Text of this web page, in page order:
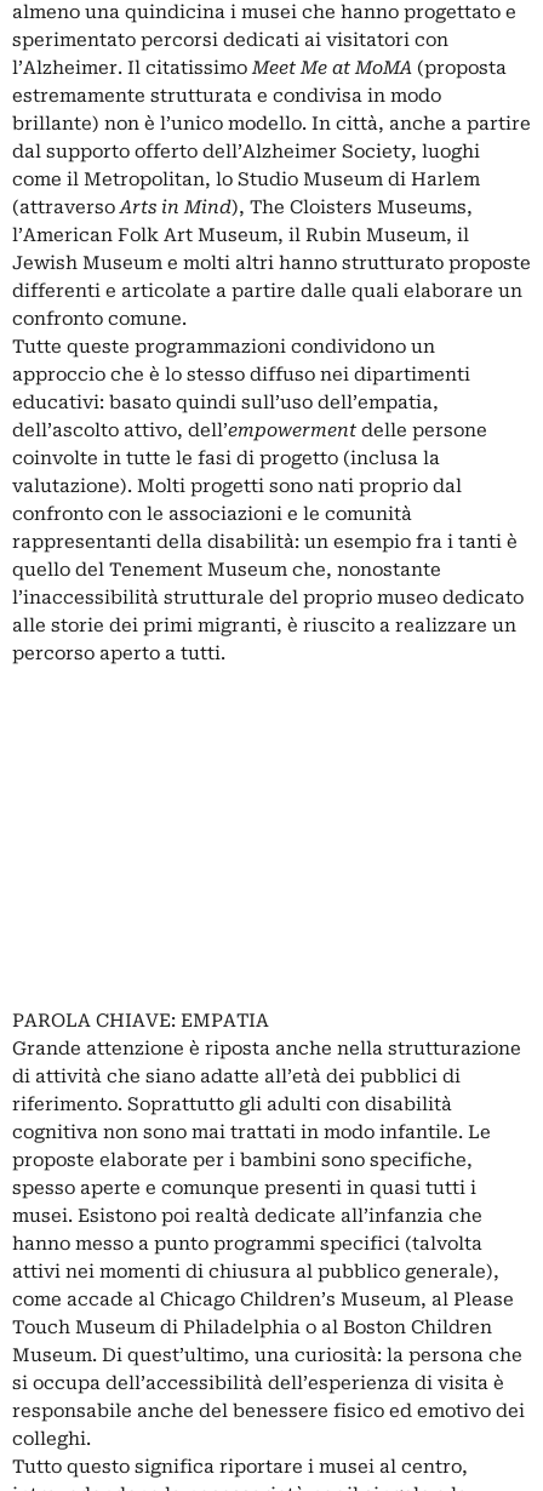
almeno una quindicina i musei che hanno progettato e
sperimentato percorsi dedicati ai visitatori con
l’Alzheimer. Il citatissimoMeet Me at MoMA (proposta
estremamente strutturata e condivisa in modo
brillante) non è l’unico modello. In città, anche a partire
dal supporto offerto dell’Alzheimer Society, luoghi
come il Metropolitan, lo Studio Museum di Harlem
(attraversoArts in Mind), The Cloisters Museums,
l’American Folk Art Museum, il Rubin Museum, il
Jewish Museum e molti altri hanno strutturato proposte
differenti e articolate a partire dalle quali elaborare un
confronto comune.
Tutte queste programmazioni condividono un
approccio che è lo stesso diffuso nei dipartimenti
educativi: basato quindi sull’uso dell’empatia,
dell’ascolto attivo, dell’empowerment delle persone
coinvolte in tutte le fasi di progetto (inclusa la
valutazione). Molti progetti sono nati proprio dal
confronto con le associazioni e le comunità
rappresentanti della disabilità: un esempio fra i tanti è
quello del Tenement Museum che, nonostante
l’inaccessibilità strutturale del proprio museo dedicato
alle storie dei primi migranti, è riuscito a realizzare un
percorso aperto a tutti.
PAROLA CHIAVE: EMPATIA
Grande attenzione è riposta anche nella strutturazione
di attività che siano adatte all’età dei pubblici di
riferimento. Soprattutto gli adulti con disabilità
cognitiva non sono mai trattati in modo infantile. Le
proposte elaborate per i bambini sono specifiche,
spesso aperte e comunque presenti in quasi tutti i
musei. Esistono poi realtà dedicate all’infanzia che
hanno messo a punto programmi specifici (talvolta
attivi nei momenti di chiusura al pubblico generale),
come accade al Chicago Children’s Museum, al Please
Touch Museum di Philadelphia o al Boston Children
Museum. Di quest’ultimo, una curiosità: la persona che
si occupa dell’accessibilità dell’esperienza di visita è
responsabile anche del benessere fisico ed emotivo dei
colleghi.
Tutto questo significa riportare i musei al centro,